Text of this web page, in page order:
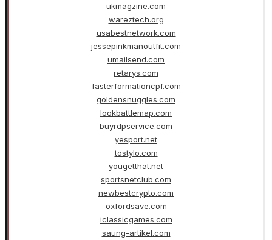
ukmagzine.com
wareztech.org
usabestnetwork.com
jessepinkmanoutfit.com
umailsend.com
retarys.com
fasterformationcpf.com
goldensnuggles.com
lookbattlemap.com
buyrdpservice.com
yesport.net
tostylo.com
yougetthat.net
sportsnetclub.com
newbestcrypto.com
oxfordsave.com
iclassicgames.com
saung-artikel.com